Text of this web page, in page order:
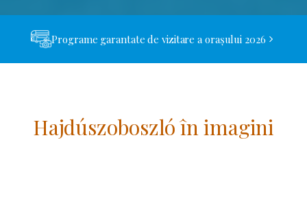
Programe garantate de vizitare a orașului 2026
Hajdúszoboszló în imagini